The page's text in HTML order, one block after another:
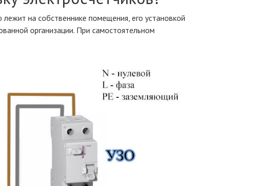
на собственнике помещения, его установкой
организации. При самостоятельном